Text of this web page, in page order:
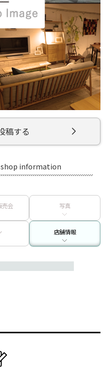
稿する
shop information
売会 写真
店舗情報